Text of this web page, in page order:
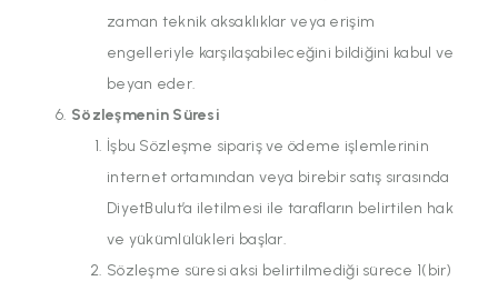
zaman teknik aksaklıklar veya erişim
engelleriyle karşılaşabileceğini bildiğini kabul ve
beyan eder.
Sözleşmenin Süresi
İşbu Sözleşme sipariş ve ödeme işlemlerinin
internet ortamından veya birebir satış sırasında
DiyetBulut’a iletilmesi ile tarafların belirtilen hak
ve yükümlülükleri başlar.
Sözleşme süresi aksi belirtilmediği sürece 1(bir)